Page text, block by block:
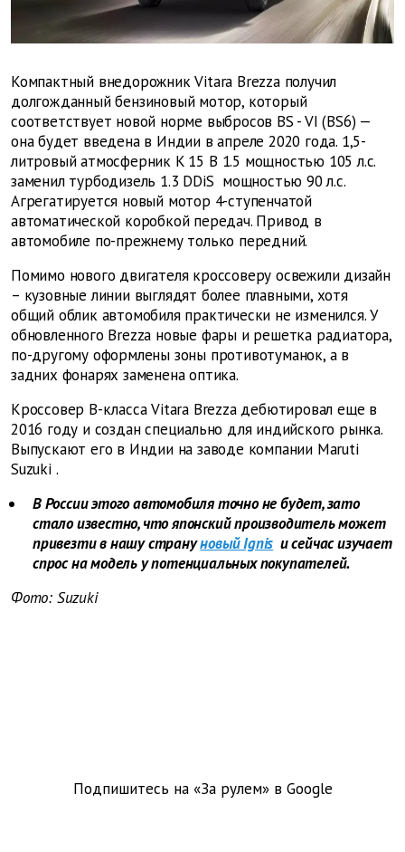
Компактный внедорожник Vitara Brezza получил
долгожданный бензиновый мотор, который
соответствует новой норме выбросов BS -VI (BS6) —
она будет введена в Индии в апреле 2020 года. 1,5-
литровый атмосферник K 15 B 1.5 мощностью 105 л.с.
заменил турбодизель 1.3 DDiS мощностью 90 л.с.
Агрегатируется новый мотор 4-ступенчатой
автоматической коробкой передач. Привод в
автомобиле по-прежнему только передний.
Помимо нового двигателя кроссоверу освежили дизайн
– кузовные линии выглядят более плавными, хотя
общий облик автомобиля практически не изменился. У
обновленного Brezza новые фары и решетка радиатора,
по-другому оформлены зоны противотуманок, а в
задних фонарях заменена оптика.
Кроссовер В-класса Vitara Brezza дебютировал еще в
2016 году и создан специально для индийского рынка.
Выпускают его в Индии на заводе компании Maruti
Suzuki .
В России этого автомобиля точно не будет, зато
стало известно, что японский производитель может
привезти в нашу странуновый Ignis и сейчас изучает
спрос на модель у потенциальных покупателей.
Фото: Suzuki
Подпишитесь на «За рулем» в Google